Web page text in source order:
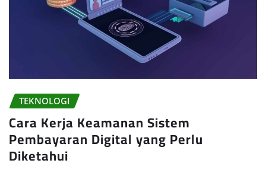
TEKNOLOGI
Cara Kerja Keamanan Sistem
Pembayaran Digital yang Perlu
Diketahui